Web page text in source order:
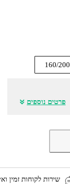
160/200
פרטים נוספים
שירות לקוחות זמין